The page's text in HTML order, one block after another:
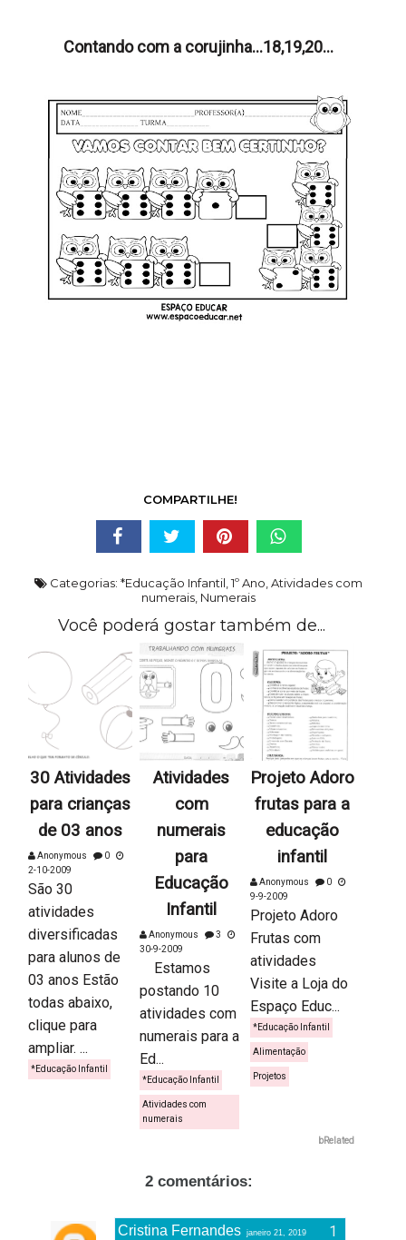
Contando com a corujinha...18,19,20...
COMPARTILHE!
Categorias:*Educação Infantil,1º Ano,Atividades com
numerais, Numerais
Você poderá gostar também de...
30 Atividades
para crianças
de 03 anos
Anonymous
0
2-10-2009
São 30
atividades
diversificadas
para alunos de
03 anos Estão
todas abaixo,
clique para
ampliar. ...
*Educação Infantil
Atividades
com
numerais
para
Educação
Infantil
Anonymous
3
30-9-2009
Estamos
postando 10
atividades com
numerais para a
Ed...
*Educação Infantil
Atividades com
numerais
Projeto Adoro
frutas para a
educação
infantil
Anonymous
0
9-9-2009
Projeto Adoro
Frutas com
atividades
Visite a Loja do
Espaço Educ...
*Educação Infantil
Alimentação
Projetos
bRelated
2 comentários:
Cristina Fernandes janeiro 21, 2019